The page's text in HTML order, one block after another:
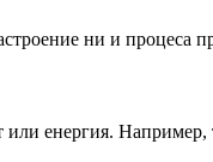
ни и процеса
или енергия.